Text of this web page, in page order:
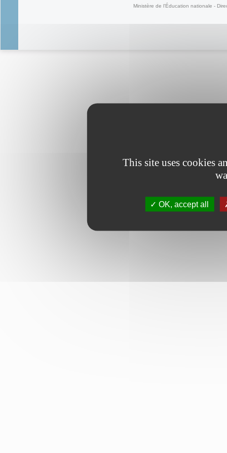
Ministère de l'Éducation nationale -
This site uses cookies
OK, accept all